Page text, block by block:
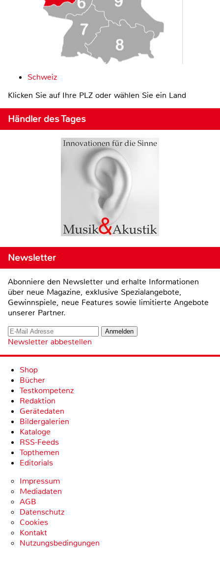
Schweiz
Klicken Sie auf Ihre PLZ oder wählen Sie ein Land
Händler des Tages
Newsletter
Abonniere den Newsletter und erhalte Informationen
über neue Magazine, exklusive Spezialangebote,
Gewinnspiele, neue Features sowie limitierte Angebote
unserer Partner.
Newsletter abbestellen
Shop
Bücher
Testkompetenz
Redaktion
Gerätedaten
Bildergalerien
Kataloge
RSS-Feeds
Topthemen
Editorials
Impressum
Mediadaten
AGB
Datenschutz
Cookies
Kontakt
Nutzungsbedingungen